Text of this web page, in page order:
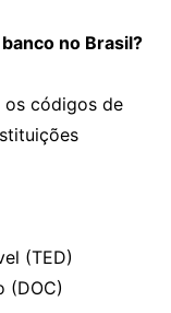
no Brasil?
os códigos de
(TED)
(DOC)